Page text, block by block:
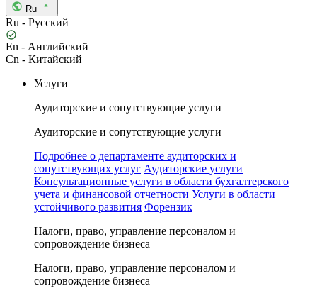
Ru
Ru - Русский
En - Английский
Cn - Китайский
Услуги
Аудиторские и сопутствующие услуги
Аудиторские и сопутствующие услуги
Подробнее о департаменте аудиторских и
сопутствующих услуг Аудиторские услуги
Консультационные услуги в области бухгалтерского
учета и финансовой отчетности Услуги в области
устойчивого развития Форензик
Налоги, право, управление персоналом и
сопровождение бизнеса
Налоги, право, управление персоналом и
сопровождение бизнеса